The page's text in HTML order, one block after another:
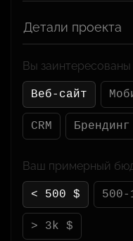
Детали проекта
Вы заинтересованы
Веб-сайт
CRM Брендинг
Ваш примерный
< 500 $
> 3k $